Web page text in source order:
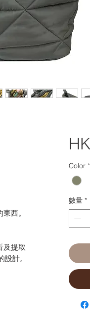
西。
及提取
計。
Color *
數量 *